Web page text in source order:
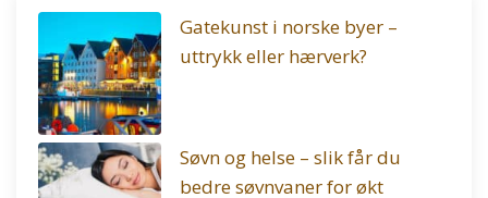
Gatekunst i norske byer –
uttrykk eller hærverk?
Søvn og helse – slik får du
bedre søvnvaner for økt